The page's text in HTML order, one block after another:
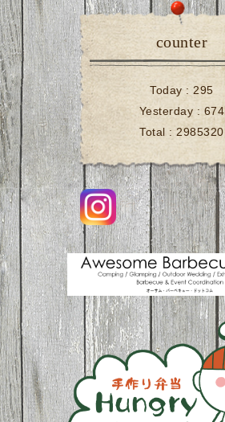
counter
Today :295
Yesterday : 674
Total :2985320